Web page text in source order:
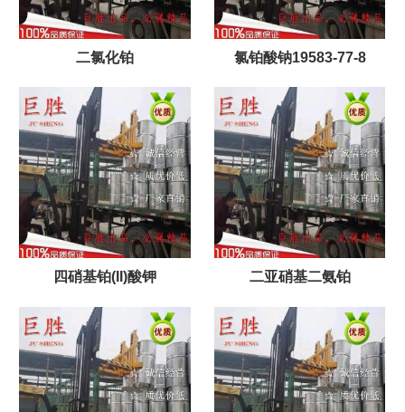
二氯化铂 氯铂酸钠19583-77-8
四硝基铂(II)酸钾 二亚硝基二氨铂